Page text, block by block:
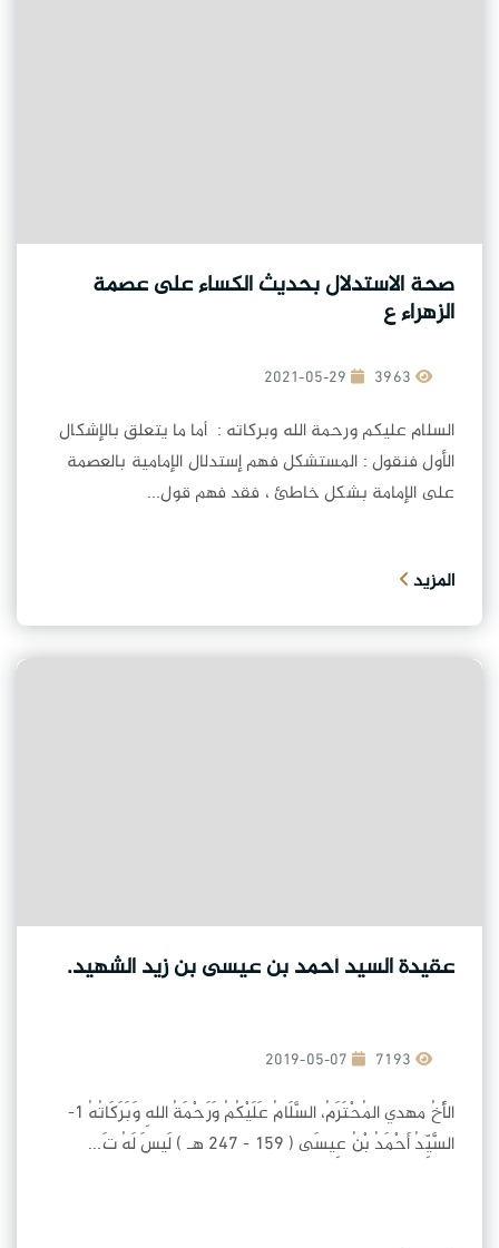
صحة الاستدلال بحديث الكساء على عصمة
الزهراء ع
2021-05-29
السلام عليكم ورحمة الله وبركاته : أما ما يتعلق بالإشكال
الأول فنقول : المستشكل فهم إستدلال الإمامية بالعصمة
على الإمامة بشكل خاطئ ، فقد فهم قول...
المزيد
عقيدة السيد أحمد بن عيسى بن زيد الشهيد.
2019-05-07
الأَخُ مهدي المُحْتَرَمُ، السَّلَامُ عَلَيْكُمُ وَرَحْمَةُ اللهِ وَبَرَكَاتُهُ 1-
السَّيِّدُ أَحْمَدُ بْنُ عِيسَى ( 159 - 247 هـ ) لَيسَ لَهُ تَ...